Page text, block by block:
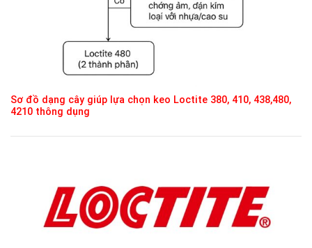
Sơ đồ dạng cây giúp lựa chọn keo Loctite 380, 410, 438,480,
4210 thông dụng